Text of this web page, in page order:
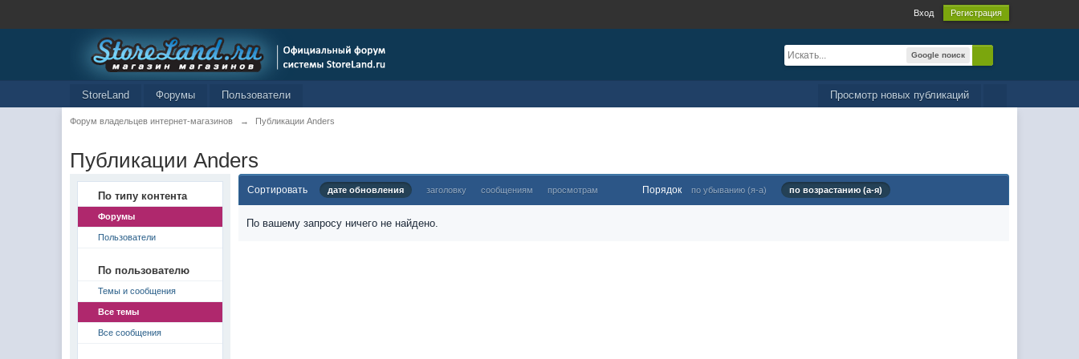
Вход Регистрация
Google поиск
Просмотр новых публикаций
StoreLand Форумы Пользователи
Форум владельцев интернет-магазинов → Публикации Anders
Публикации Anders
По типу контента
Форумы
Пользователи
По пользователю
Темы и сообщения
Все темы
Все сообщения
Сортировать дате обновления заголовку сообщениям просмотрам Порядок по убыванию (я-а) по возрастанию (а-я)
По вашему запросу ничего не найдено.